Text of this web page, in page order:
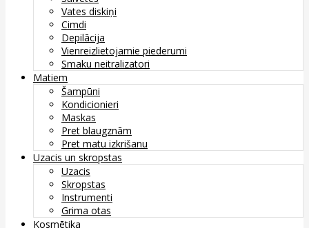
Vates diskiņi
Cimdi
Depilācija
Vienreizlietojamie piederumi
Smaku neitralizatori
Matiem
Šampūni
Kondicionieri
Maskas
Pret blaugznām
Pret matu izkrišanu
Uzacis un skropstas
Uzacis
Skropstas
Instrumenti
Grima otas
Kosmētika